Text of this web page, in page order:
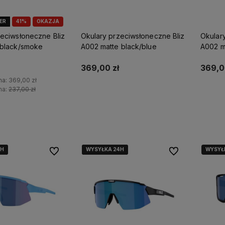
41% OKAZJA
Bliz
smoke
369,00 zł
237,00 zł
Okulary przeciwsłoneczne Bliz
A002 matte black/blue
369,00 zł
A002
Do ulubionychWYSYŁKA 24H
WYSYŁKA 24H
WYSYŁKA 24H Do ulubionych